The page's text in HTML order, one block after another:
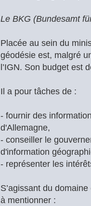
Le BKG (Bundesamt
Placée au sein du
géodésie est, malgré
l’IGN. Son budget est
Il a pour tâches de :
- fournir des
d'Allemagne,
- conseiller le
d'information
- représenter les
S’agissant du
à mentionner :